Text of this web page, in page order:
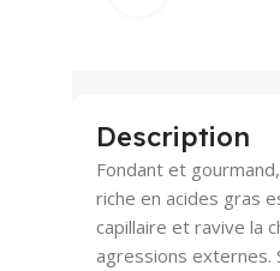
Description
Fondant et
riche en acides gras
capillaire et ravive la
agressions externes.